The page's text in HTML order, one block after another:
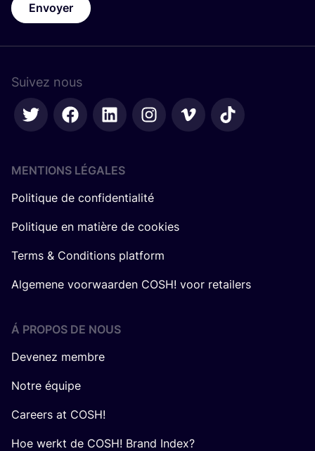
Envoyer
Suivez nous
MENTIONS LÉGALES
Politique de confidentialité
Politique en matière de cookies
Terms & Conditions platform
Algemene voorwaarden COSH! voor retailers
Á PROPOS DE NOUS
Devenez membre
Notre équipe
Careers at COSH!
Hoe werkt de COSH! Brand Index?